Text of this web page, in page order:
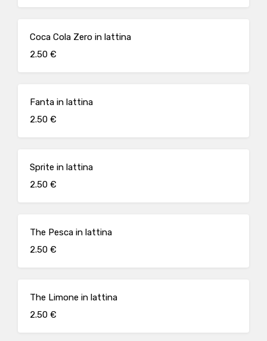
Coca Cola Zero in lattina
2.50 €
Fanta in lattina
2.50 €
Sprite in lattina
2.50 €
The Pesca in lattina
2.50 €
The Limone in lattina
2.50 €